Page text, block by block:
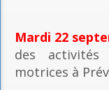
Mardi 22
des
motrices à